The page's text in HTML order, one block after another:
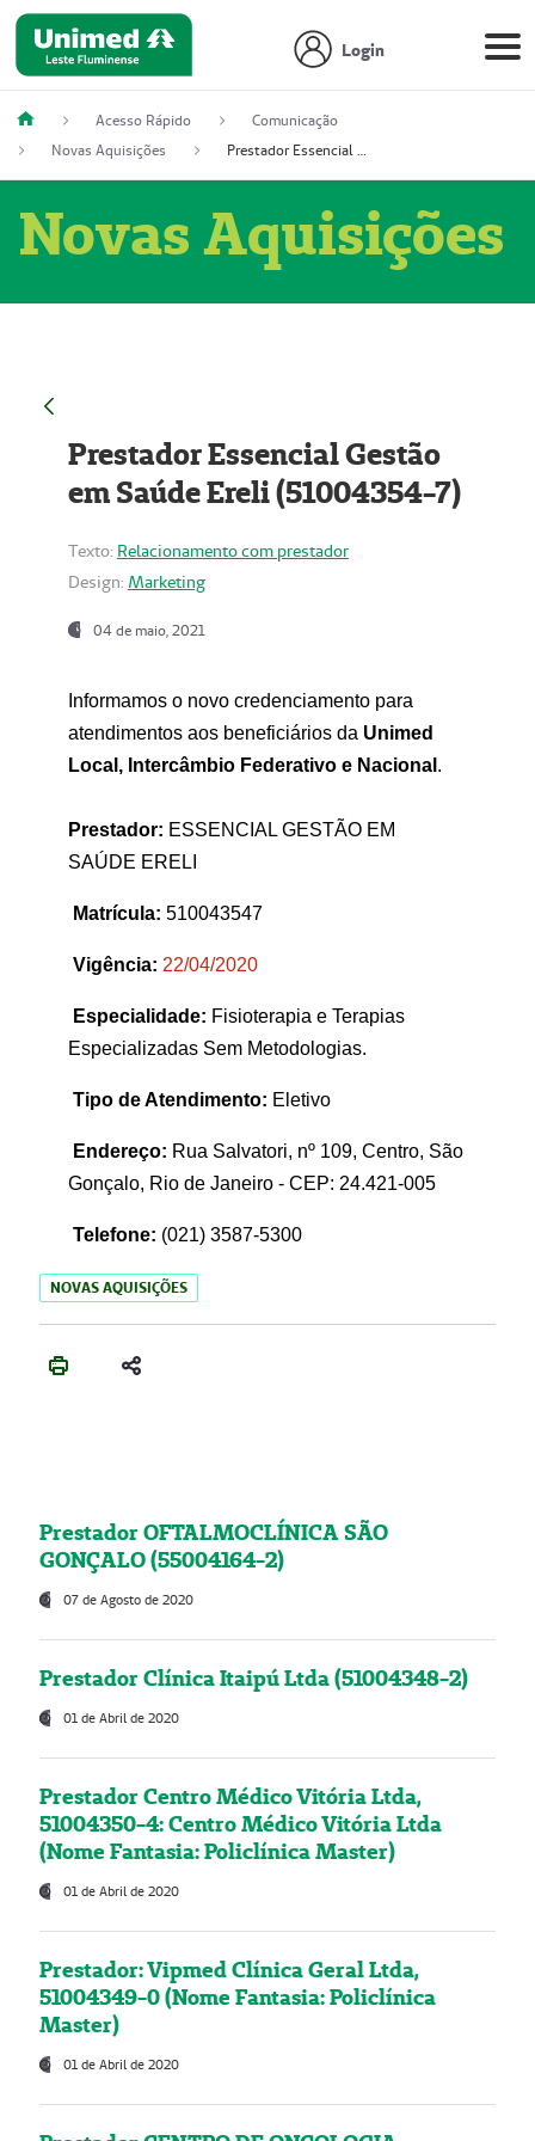
Login
Acesso Rápido
Comunicação
Novas Aquisições
Prestador Essencial Gestão em Saúde Ereli (51004354-7)
Novas Aquisições
Prestador Essencial Gestão
em Saúde Ereli (51004354-7)
Texto: Relacionamento com prestador
Design: Marketing
04 de maio, 2021
Informamos o novo credenciamento para
atendimentos aos beneficiários da Unimed
Local, Intercâmbio Federativo e Nacional .
Prestador: ESSENCIAL GESTÃO EM
SAÚDE ERELI
Matrícula: 510043547
Vigência: 22/04/2020
Especialidade: Fisioterapia e Terapias
Especializadas Sem Metodologias.
Tipo de Atendimento: Eletivo
Endereço: Rua Salvatori, nº 109, Centro, São
Gonçalo, Rio de Janeiro - CEP: 24.421-005
Telefone: (021) 3587-5300
NOVAS AQUISIÇÕES
Prestador OFTALMOCLÍNICA SÃO
GONÇALO (55004164-2)
07 de Agosto de 2020
Prestador Clínica Itaipú Ltda (51004348-2)
01 de Abril de 2020
Prestador Centro Médico Vitória Ltda,
51004350-4: Centro Médico Vitória Ltda
(Nome Fantasia: Policlínica Master)
01 de Abril de 2020
Prestador: Vipmed Clínica Geral Ltda,
51004349-0 (Nome Fantasia: Policlínica
Master)
01 de Abril de 2020